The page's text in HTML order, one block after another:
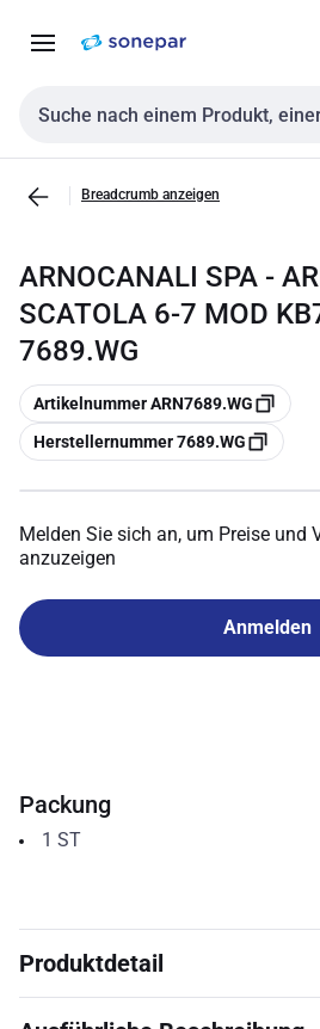
NavigationInhalt
Sucheingabe
Breadcrumb anzeigen
ARNOCANALI SPA -
SCATOLA 6-7 MOD
7689.WG
Kopieren
Artikelnummer ARN7689.WG
Kopieren
Herstellernummer 7689.WG
Melden Sie sich an, um Preise und
anzuzeigen
Anmelden
Packung
1 ST
Produktdetail